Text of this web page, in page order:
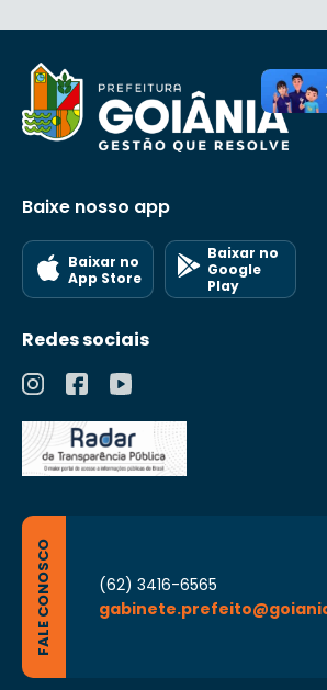
Baixe nosso app
Baixar no
App Store
Baixar no
Google
Play
Redes sociais
FALE CONOSCO
(62) 3416-6565